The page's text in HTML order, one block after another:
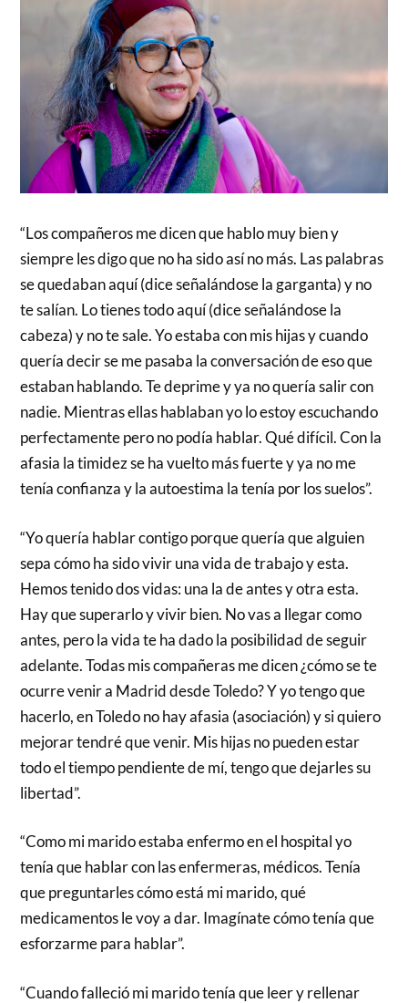
“Los compañeros me dicen que hablo muy bien y
siempre les digo que no ha sido así no más. Las palabras
se quedaban aquí (dice señalándose la garganta) y no
te salían. Lo tienes todo aquí (dice señalándose la
cabeza) y no te sale. Yo estaba con mis hijas y cuando
quería decir se me pasaba la conversación de eso que
estaban hablando. Te deprime y ya no quería salir con
nadie. Mientras ellas hablaban yo lo estoy escuchando
perfectamente pero no podía hablar. Qué difícil. Con la
afasia la timidez se ha vuelto más fuerte y ya no me
tenía confianza y la autoestima la tenía por los suelos”.
“Yo quería hablar contigo porque quería que alguien
sepa cómo ha sido vivir una vida de trabajo y esta.
Hemos tenido dos vidas: una la de antes y otra esta.
Hay que superarlo y vivir bien. No vas a llegar como
antes, pero la vida te ha dado la posibilidad de seguir
adelante. Todas mis compañeras me dicen ¿cómo se te
ocurre venir a Madrid desde Toledo? Y yo tengo que
hacerlo, en Toledo no hay afasia (asociación) y si quiero
mejorar tendré que venir. Mis hijas no pueden estar
todo el tiempo pendiente de mí, tengo que dejarles su
libertad”.
“Como mi marido estaba enfermo en el hospital yo
tenía que hablar con las enfermeras, médicos. Tenía
que preguntarles cómo está mi marido, qué
medicamentos le voy a dar. Imagínate cómo tenía que
esforzarme para hablar”.
“Cuando falleció mi marido tenía que leer y rellenar